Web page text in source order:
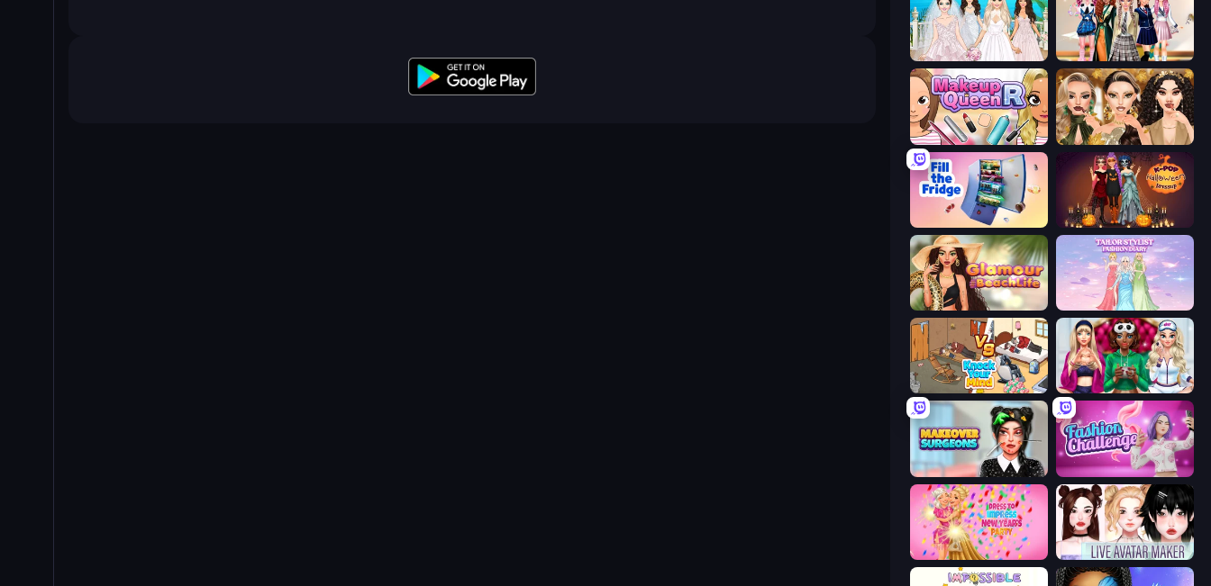
Model Wedding Back To School: Uniforms Edition
Make Up Queen R Autumn Glam Gala
Fill The Fridge
Glamour Beach Life Tailor Stylist: Fashion Diary
Knock Your Mind BFFs Luxury Loungewear
Makeover Surgeons Fashion Challenge: Catwalk Run
Dress To Impress: New Year's Party Live Avatar Maker: Girls